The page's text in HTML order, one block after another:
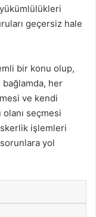
geçersiz hale
bir konu olup,
her
ve kendi
olanı seçmesi
işlemleri
yol